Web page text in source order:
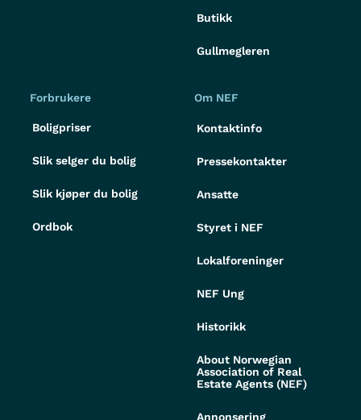
Butikk
Gullmegleren
Forbrukere
Boligpriser
Slik selger du bolig
Slik kjøper du bolig
Ordbok
Om NEF
Kontaktinfo
Pressekontakter
Ansatte
Styret i NEF
Lokalforeninger
NEF Ung
Historikk
About Norwegian
Association of Real
Estate Agents (NEF)
Annonsering